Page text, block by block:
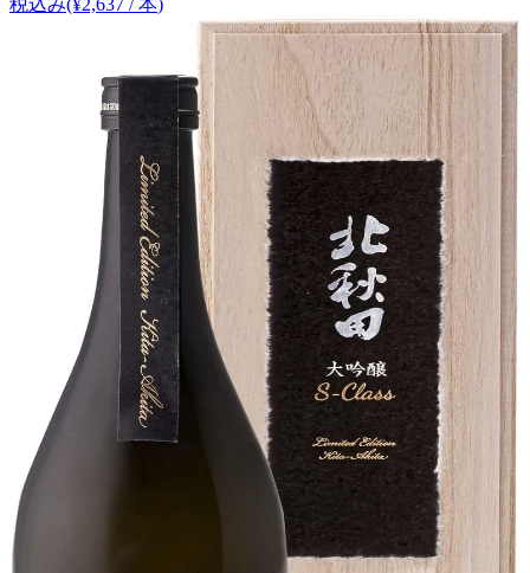
税込み(¥2,637 / 本)